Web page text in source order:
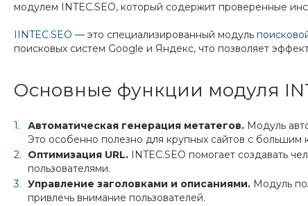
модулем INTEC.SEO, который содержит проверенные
IINTEC.SEO — это специализированный модуль
поисковых систем Google и Яндекс, что позволяет
Основные функции модуля
Автоматическая генерация метатегов. Модуль
Это особенно полезно для крупных сайтов с большим
Оптимизация URL. INTEC.SEO помогает создавать
пользователями.
Управление заголовками и описаниями. Модуль
привлечь внимание пользователей.